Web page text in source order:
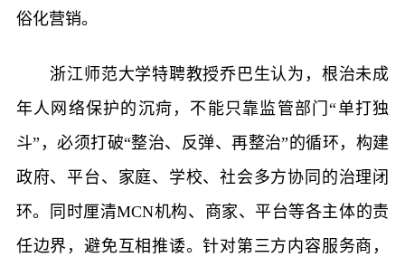
俗化营销。
浙江师范大学特聘教授乔巴生认为，根治未成
年人网络保护的沉疴，不能只靠监管部门“单打独
斗”，必须打破“整治、反弹、再整治”的循环，构建
政府、平台、家庭、学校、社会多方协同的治理闭
环。同时厘清MCN机构、商家、平台等各主体的责
任边界，避免互相推诿。针对第三方内容服务商，